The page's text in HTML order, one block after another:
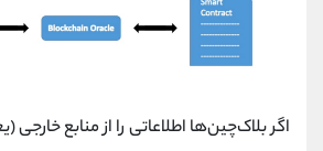
اگر بلاک‌چین‌ها اطلاعاتی را از منابع